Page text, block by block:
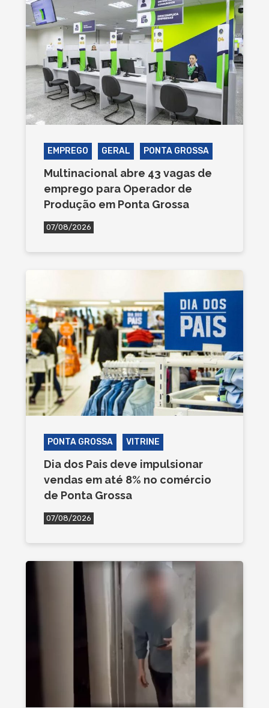
EMPREGO GERAL PONTA GROSSA
Multinacional abre 43 vagas de
emprego para Operador de
Produção em Ponta Grossa
07/08/2026
PONTA GROSSA VITRINE
Dia dos Pais deve impulsionar
vendas em até 8% no comércio
de Ponta Grossa
07/08/2026